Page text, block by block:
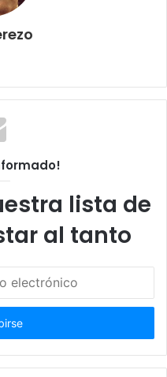
lista de
al tanto